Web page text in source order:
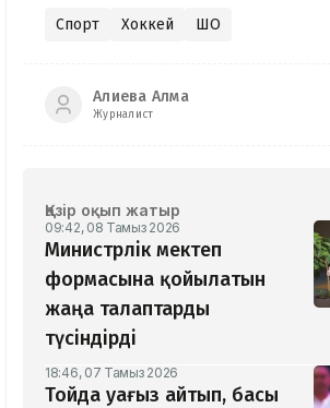
Спорт Хоккей ШҚО
Алиева Алма
Журналист
Қазір оқып жатыр
09:42, 08 Тамыз 2026
Министрлік мектеп
формасына қойылатын
жаңа талаптарды
түсіндірді
18:46, 07 Тамыз 2026
Тойда уағыз айтып, басы